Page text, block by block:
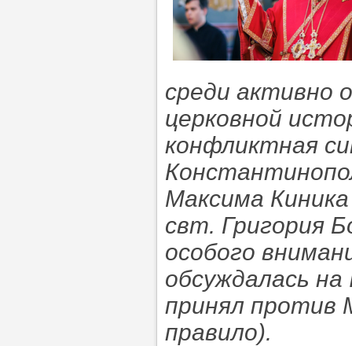
среди активно
церковной
конфликтная
Максима
свт. Григория
особого
обсуждалась
принял против
правило).